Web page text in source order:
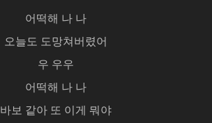
어떡해 나 나
오늘도 도망쳐버렸어
우 우우
어떡해 나 나
바보 같아 또 이게 뭐야